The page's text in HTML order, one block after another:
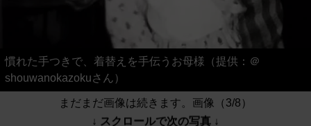
慣れた手つきで、着替えを手伝うお母様（提供：＠
shouwanokazokuさん）
まだまだ画像は続きます。画像（3/8）
↓ スクロールで次の写真 ↓